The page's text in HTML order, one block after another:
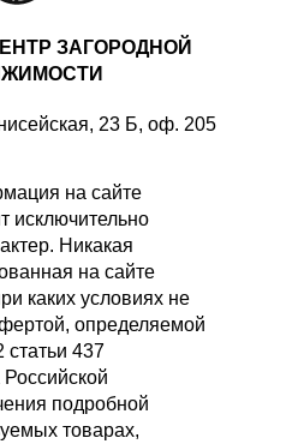
ЗАГОРОДНОЙ
23 Б, оф. 205
на сайте
исключительно
Никакая
на сайте
каких условиях не
определяемой
статьи 437
Российской
подробной
товарах,